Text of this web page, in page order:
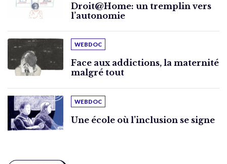
Droit@Home: un tremplin vers
l’autonomie
WEBDOC
Face aux addictions, la maternité
malgré tout
WEBDOC
Une école où l’inclusion se signe